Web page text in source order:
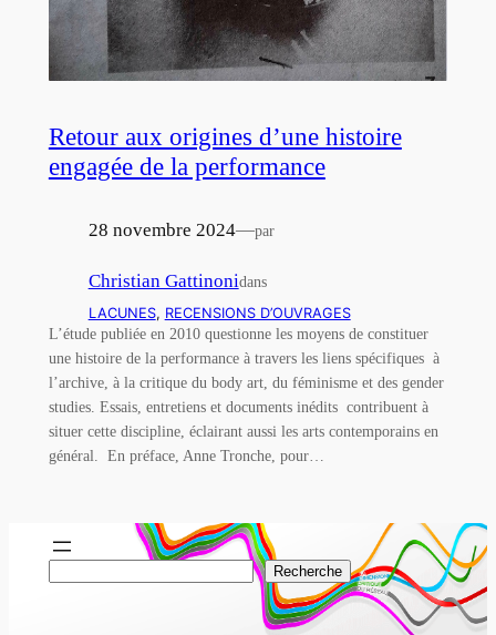
Retour aux origines d’une histoire
engagée de la performance
28 novembre 2024—par
Christian Gattinonidans
LACUNES, RECENSIONS D’OUVRAGES
L’étude publiée en 2010 questionne les moyens de constituer
une histoire de la performance à travers les liens spécifiques à
l’archive, à la critique du body art, du féminisme et des gender
studies. Essais, entretiens et documents inédits contribuent à
situer cette discipline, éclairant aussi les arts contemporains en
général. En préface, Anne Tronche, pour…
Recherche